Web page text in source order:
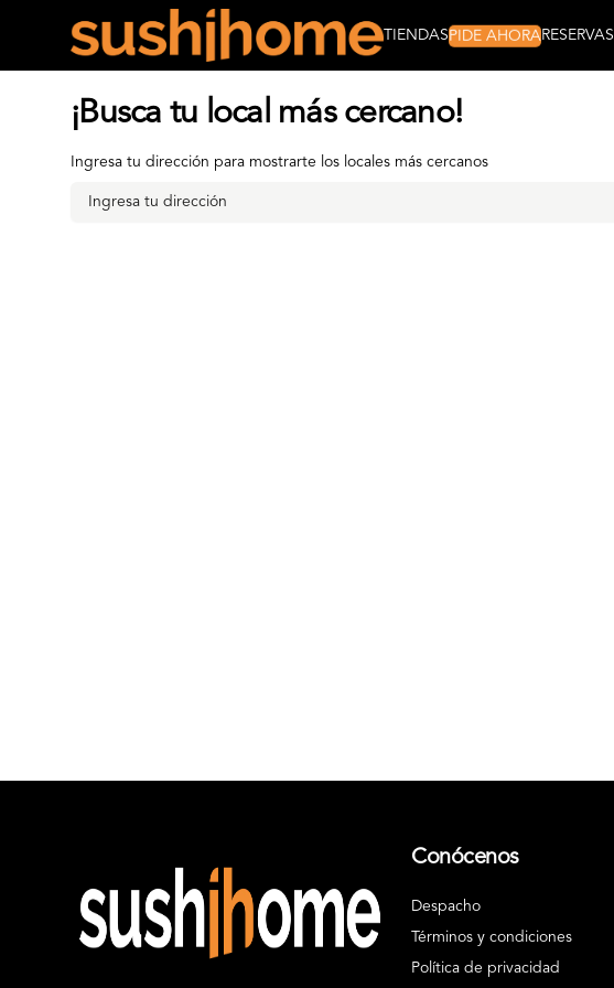
TIENDASPIDE AHORARESERVAS
¡Busca tu local más cercano!
Ingresa tu dirección para mostrarte los locales más cercanos
Ingresa tu dirección
Conócenos
Despacho
Términos y condiciones
Política de privacidad